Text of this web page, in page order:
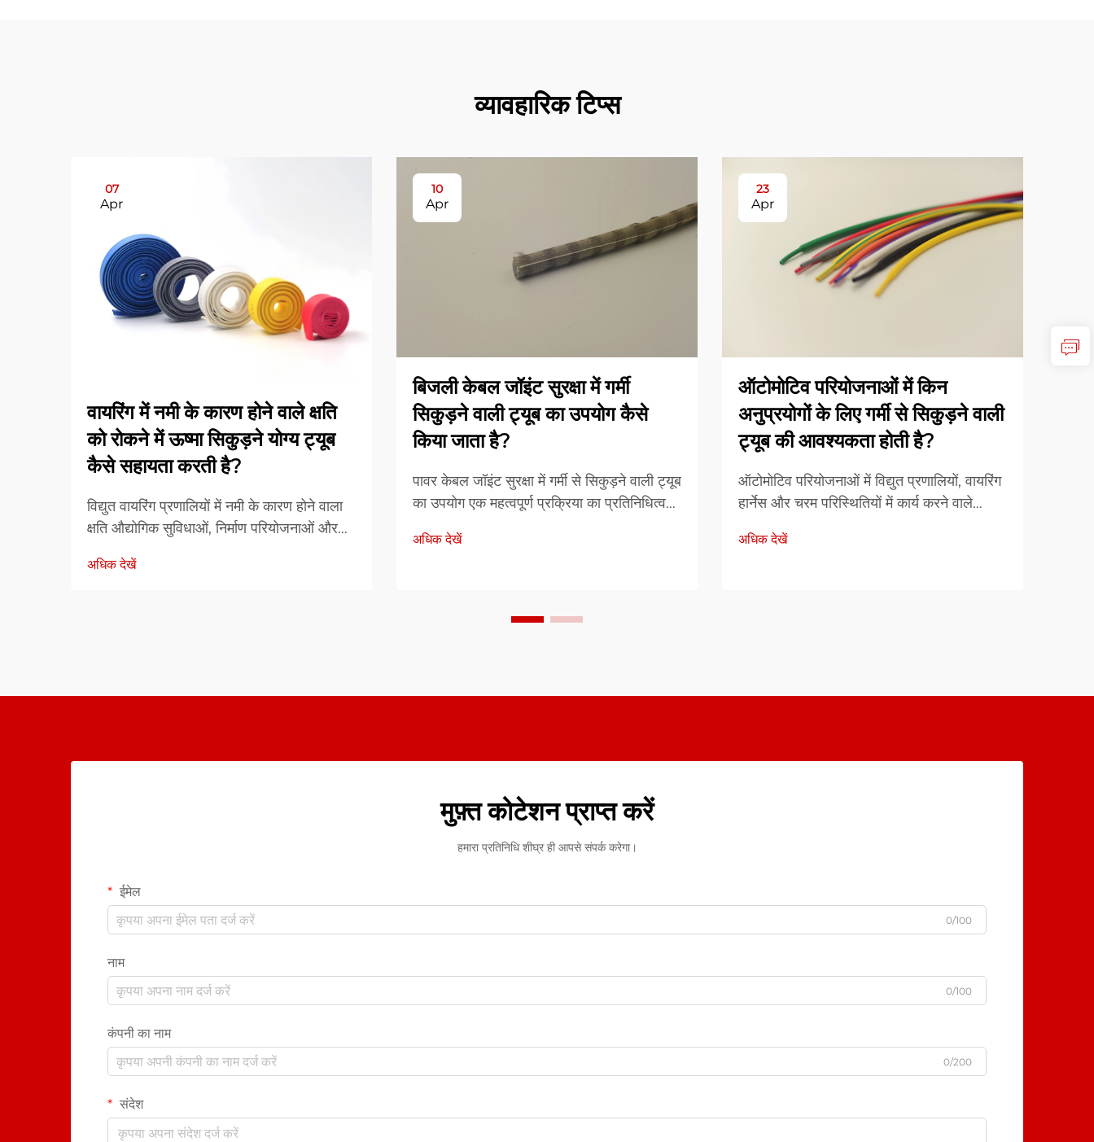
व्यावहारिक टिप्स
07
Apr
वायरिंग में नमी के कारण होने वाले क्षति
को रोकने में ऊष्मा सिकुड़ने योग्य ट्यूब
कैसे सहायता करती है?
विद्युत वायरिंग प्रणालियों में नमी के कारण होने वाला
क्षति औद्योगिक सुविधाओं, निर्माण परियोजनाओं और
सबसे लगातार और महंगी चुनौतियों में से एक है। जब
अधिक देखें
10
Apr
बिजली केबल जॉइंट सुरक्षा में गर्मी
सिकुड़ने वाली ट्यूब का उपयोग कैसे
किया जाता है?
पावर केबल जॉइंट सुरक्षा में गर्मी से सिकुड़ने वाली ट्यूब
का उपयोग एक महत्वपूर्ण प्रक्रिया का प्रतिनिधित्व
विश्वसनीयता और सुरक्षा को सुनिश्चित करती है। यह
अधिक देखें
23
Apr
ऑटोमोटिव परियोजनाओं में किन
अनुप्रयोगों के लिए गर्मी से सिकुड़ने वाली
ट्यूब की आवश्यकता होती है?
ऑटोमोटिव परियोजनाओं में विद्युत प्रणालियों, वायरिंग
हार्नेस और चरम परिस्थितियों में कार्य करने वाले
आवश्यकता होती है। हीट श्रिंकेबल ट्यूब प्रौद्योगिकि
अधिक देखें
मुफ़्त कोटेशन प्राप्त करें
हमारा प्रतिनिधि शीघ्र ही आपसे संपर्क करेगा।
ईमेल
0/100
नाम
0/100
कंपनी का नाम
0/200
संदेश